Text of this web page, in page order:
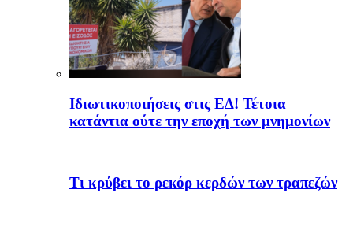
Ιδιωτικοποιήσεις στις ΕΔ! Τέτοια
κατάντια ούτε την εποχή των μνημονίων
Τι κρύβει το ρεκόρ κερδών των τραπεζών